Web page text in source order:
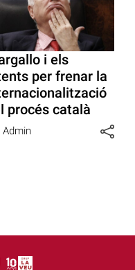
i els
per frenar la
procés català
Admin